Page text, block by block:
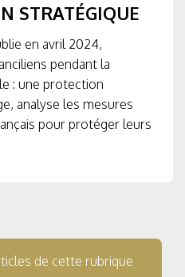
STRATÉGIQUE
en avril 2024,
pendant la
: une protection
analyse les mesures
pour protéger leurs
de cette rubrique